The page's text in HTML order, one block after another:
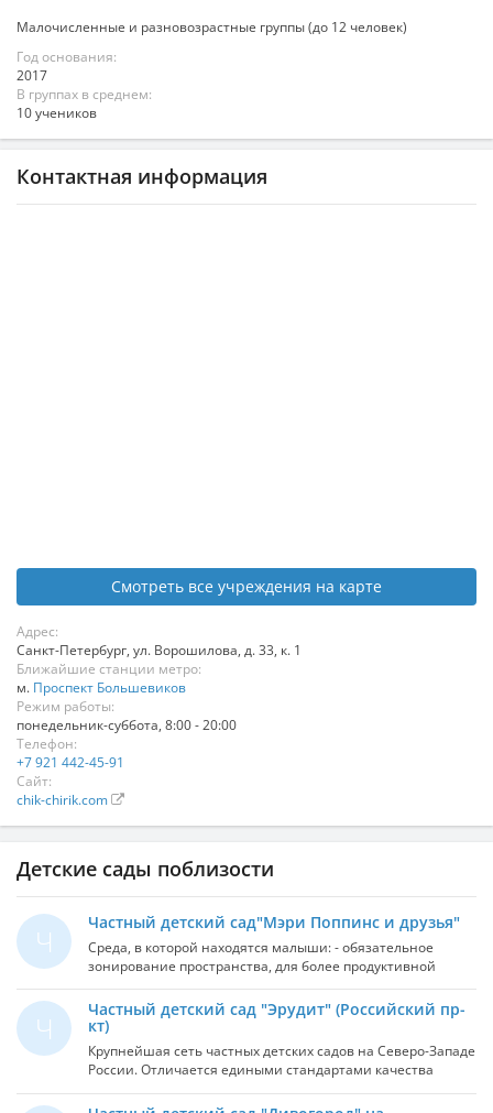
Малочисленные и разновозрастные группы (до 12 человек)
Год основания:
2017
В группах в среднем:
10 учеников
Контактная информация
Смотреть все учреждения на карте
Адрес:
Санкт-Петербург, ул. Ворошилова, д. 33, к. 1
Ближайшие станции метро:
м. Проспект Большевиков
Режим работы:
понедельник-суббота, 8:00 - 20:00
Телефон:
+7 921 442-45-91
Сайт:
chik-chirik.com
Детские сады поблизости
Ч
Частный детский сад"Мэри Поппинс и друзья"
Среда, в которой находятся малыши: - обязательное
зонирование пространства, для более продуктивной
дидактической работы, - порядок в игровых и
образовательных зонах, - влажная уборка всех
помещений не менее 2-х раз в сутки + дополнительно по
реже 2 – х раз в месяц - обработка помещений с помощью
кварцевой лампы Солнышко ОУФв-02 (или иначе
облучатель ультрафиолетовый кварцевый Солнышко),
Ч
Частный детский сад "Эрудит" (Российский пр-
кт)
Крупнейшая сеть частных детских садов на Северо-Западе
России. Отличается едиными стандартами качества
образования, которые соблюдаются в каждом филиале